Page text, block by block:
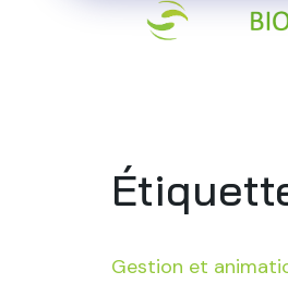
Gestion et